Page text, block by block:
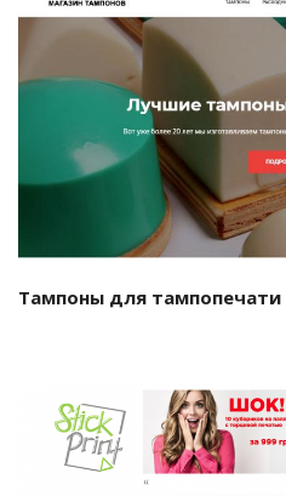
Смотреть
Тампоны для тампопечати